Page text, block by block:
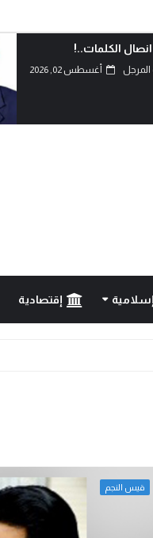
تقرر التصعيد
إسلامية إقتصادية
قيس النجم